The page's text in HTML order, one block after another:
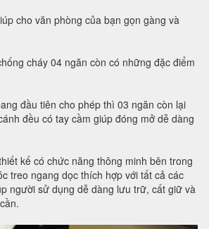
cho văn phòng của bạn gọn gàng và
cháy 04 ngăn còn có những đặc điểm
đầu tiên cho phép thì 03 ngăn còn lại
đều có tay cầm giúp đóng mở dễ dàng
kế có chức năng thông minh bên trong
treo ngang dọc thích hợp với tất cả các
người sử dụng dễ dàng lưu trữ, cất giữ và